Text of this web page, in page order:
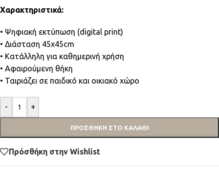
Χαρακτηριστικά:
• Ψηφιακή εκτύπωση (digital print)
• Διάσταση 45x45cm
• Κατάλληλη για καθημερινή χρήση
• Αφαιρούμενη θήκη
• Ταιριάζει σε παιδικό και οικιακό χώρο
- +
ΠΡΟΣΘΉΚΗ ΣΤΟ ΚΑΛΆΘΙ
Πρόσθήκη στην Wishlist